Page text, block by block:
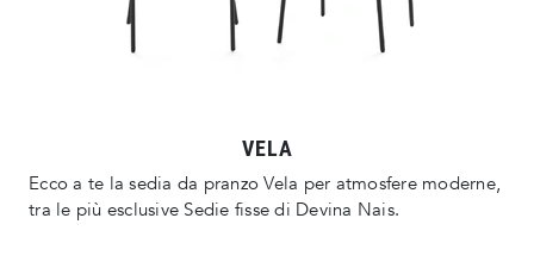
VELA
Ecco a te la sedia da pranzo Vela per atmosfere moderne,
tra le più esclusive Sedie fisse di Devina Nais.